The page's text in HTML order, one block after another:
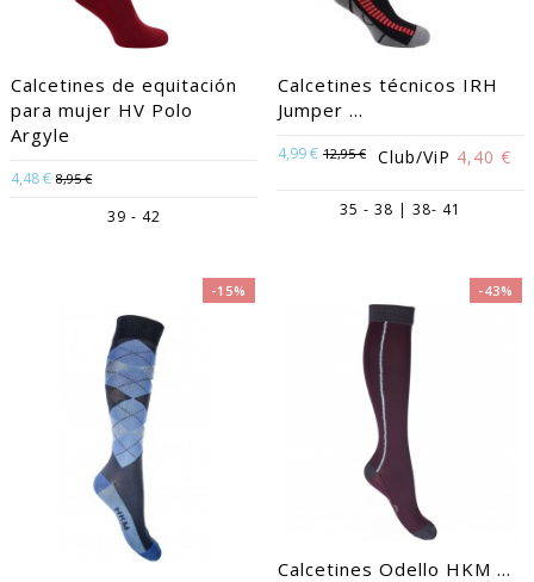
Calcetines de equitación
para mujer HV Polo
Argyle
4,48 € 8,95 €
39 - 42
Calcetines técnicos IRH
Jumper ...
4,99 € 12,95 € Club/ViP 4,40 €
35 - 38 | 38- 41
-15% -43%
Calcetines Odello HKM ...